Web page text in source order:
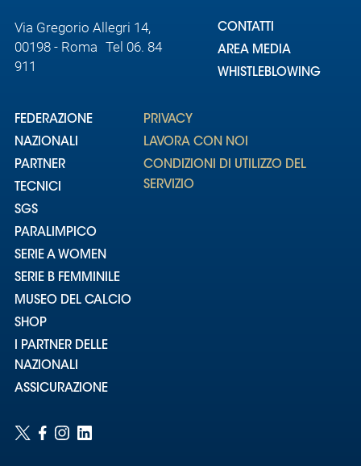
Via Gregorio Allegri 14,
00198 - Roma Tel 06. 84
911
CONTATTI
AREA MEDIA
WHISTLEBLOWING
FEDERAZIONE
NAZIONALI
PARTNER
TECNICI
SGS
PARALIMPICO
SERIE A WOMEN
SERIE B FEMMINILE
MUSEO DEL CALCIO
SHOP
I PARTNER DELLE
NAZIONALI
ASSICURAZIONE
PRIVACY
LAVORA CON NOI
CONDIZIONI DI UTILIZZO DEL
SERVIZIO